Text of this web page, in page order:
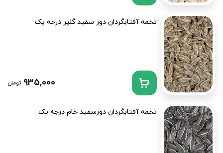
تخمه آفتابگردان دور سفید گلپر درجه یک
935,000 تومان
تخمه آفتابگردان دورسفید خام درجه یک